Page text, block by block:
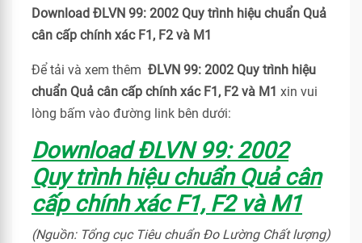
Download ĐLVN 99: 2002 Quy trình hiệu chuẩn Quả
cân cấp chính xác F1, F2 và M1
Để tải và xem thêm ĐLVN 99: 2002 Quy trình hiệu
chuẩn Quả cân cấp chính xác F1, F2 và M1 xin vui
lòng bấm vào đường link bên dưới:
Download ĐLVN 99: 2002
Quy trình hiệu chuẩn Quả cân
cấp chính xác F1, F2 và M1
(Nguồn: Tổng cục Tiêu chuẩn Đo Lường Chất lượng)